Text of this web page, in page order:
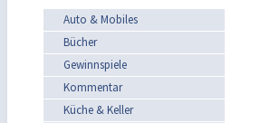
Auto & Mobiles
Bücher
Gewinnspiele
Kommentar
Küche & Keller